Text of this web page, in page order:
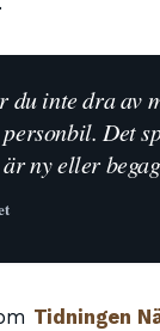
du inte dra av
personbil. Det
ny eller
Tidningen